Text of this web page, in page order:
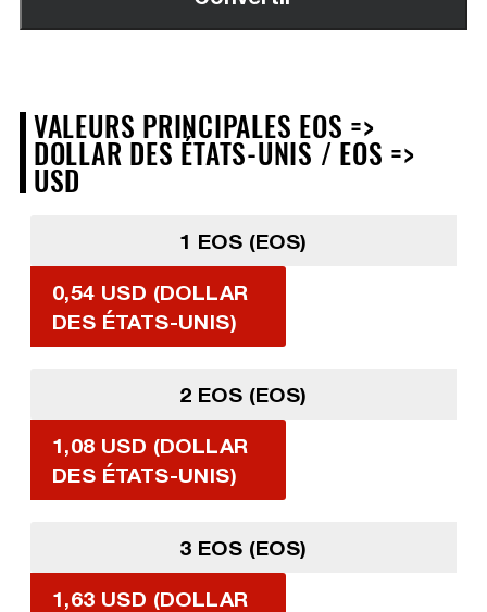
VALEURS PRINCIPALES EOS =>
DOLLAR DES ÉTATS-UNIS / EOS =>
USD
1 EOS (EOS)
0,54 USD (DOLLAR
DES ÉTATS-UNIS)
2 EOS (EOS)
1,08 USD (DOLLAR
DES ÉTATS-UNIS)
3 EOS (EOS)
1,63 USD (DOLLAR